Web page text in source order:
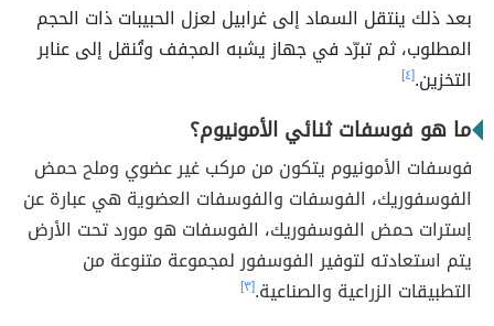
بعد ذلك ينتقل السماد إلى غرابيل لعزل الحبيبات ذات الحجم
المطلوب، ثم تبرّد في جهاز يشبه المجفف وتُنقل إلى عنابر
التخزين.[٤]
ما هو فوسفات ثنائي الأمونيوم؟
فوسفات الأمونيوم يتكون من مركب غير عضوي وملح حمض
الفوسفوريك، الفوسفات والفوسفات العضوية هي عبارة عن
إسترات حمض الفوسفوريك، الفوسفات هو مورد تحت الأرض
يتم استعادته لتوفير الفوسفور لمجموعة متنوعة من
التطبيقات الزراعية والصناعية.[٣]